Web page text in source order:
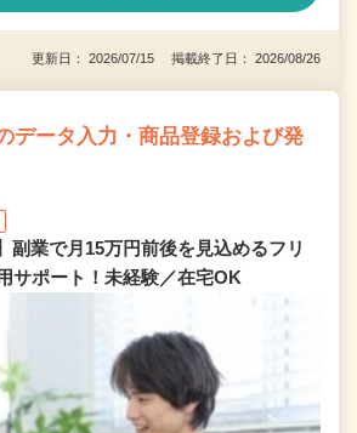
更新日： 2026/07/15 掲載終了日： 2026/08/26
データ入力・商品登録および発
副業で月15万円前後を見込めるフリ
サポート！未経験／在宅OK